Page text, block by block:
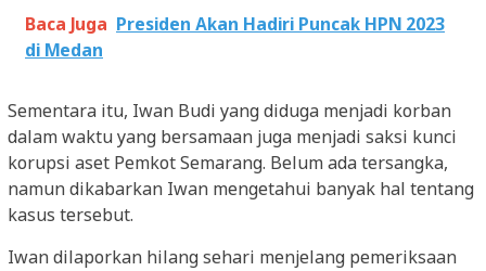
Baca Juga Presiden Akan Hadiri Puncak HPN 2023
di Medan
Sementara itu, Iwan Budi yang diduga menjadi korban
dalam waktu yang bersamaan juga menjadi saksi kunci
korupsi aset Pemkot Semarang. Belum ada tersangka,
namun dikabarkan Iwan mengetahui banyak hal tentang
kasus tersebut.
Iwan dilaporkan hilang sehari menjelang pemeriksaan